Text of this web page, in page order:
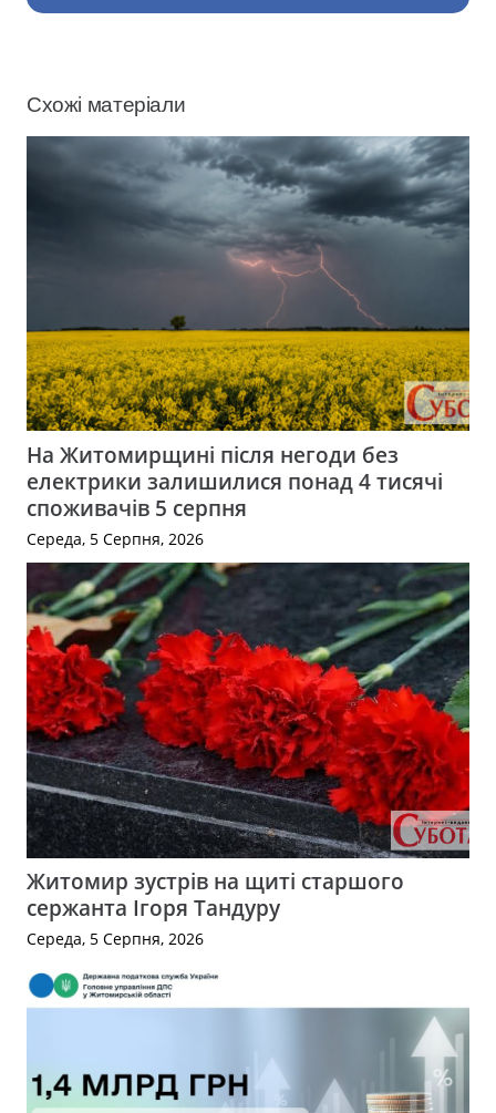
Схожі матеріали
На Житомирщині після негоди без
електрики залишилися понад 4 тисячі
споживачів 5 серпня
Середа, 5 Серпня, 2026
Житомир зустрів на щиті старшого
сержанта Ігоря Тандуру
Середа, 5 Серпня, 2026